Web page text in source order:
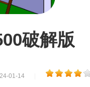
破解版
01-14